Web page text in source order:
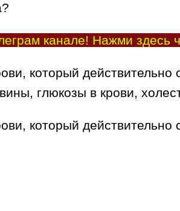
канале! Нажми здесь
который
глюкозы в крови,
который действительно